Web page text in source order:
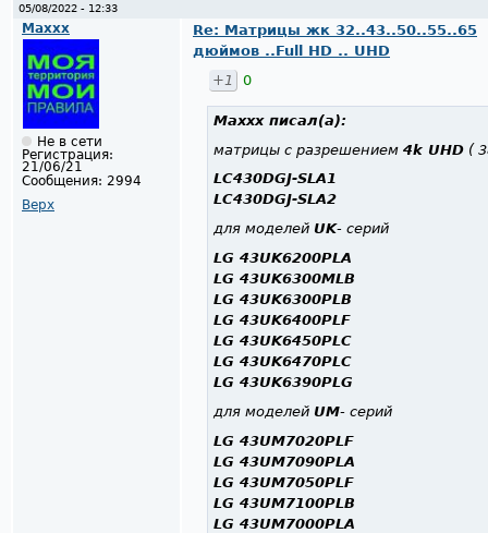
05/08/2022 - 12:33
Maxxx
Не в сети
Регистрация:
21/06/21
Сообщения: 2994
Верх
Re: Матрицы жк 32..43..50..55..65
дюймов ..Full HD .. UHD
+1
0
Maxxxписал(а):
матрицы с разрешением 4k UHD (
LC430DGJ-SLA1
LC430DGJ-SLA2
для моделей UK- серий
LG 43UK6200PLA
LG 43UK6300MLB
LG 43UK6300PLB
LG 43UK6400PLF
LG 43UK6450PLC
LG 43UK6470PLC
LG 43UK6390PLG
для моделей UM- серий
LG 43UM7020PLF
LG 43UM7090PLA
LG 43UM7050PLF
LG 43UM7100PLB
LG 43UM7000PLA